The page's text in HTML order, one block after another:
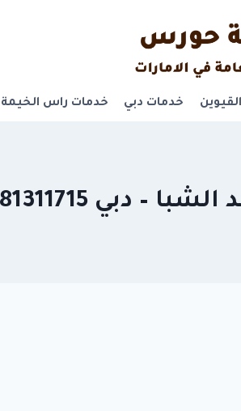
خدمات دبي خدمات راس الخيمة
0581311715